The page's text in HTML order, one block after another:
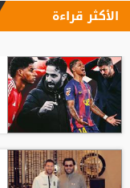
الأكثر قراءة